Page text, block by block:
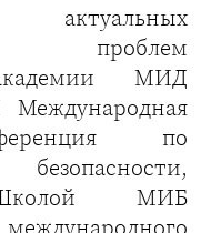
проблем
МИД
Международная
по
Школой МИБ